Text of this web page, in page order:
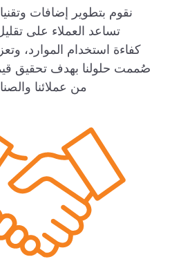
نقوم بتطوير إضافات
تساعد العملاء على
كفاءة استخدام الموارد،
صُممت حلولنا بهدف تحقيق
من عملائنا